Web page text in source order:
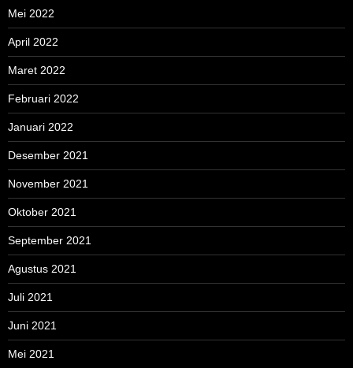
Mei 2022
April 2022
Maret 2022
Februari 2022
Januari 2022
Desember 2021
November 2021
Oktober 2021
September 2021
Agustus 2021
Juli 2021
Juni 2021
Mei 2021